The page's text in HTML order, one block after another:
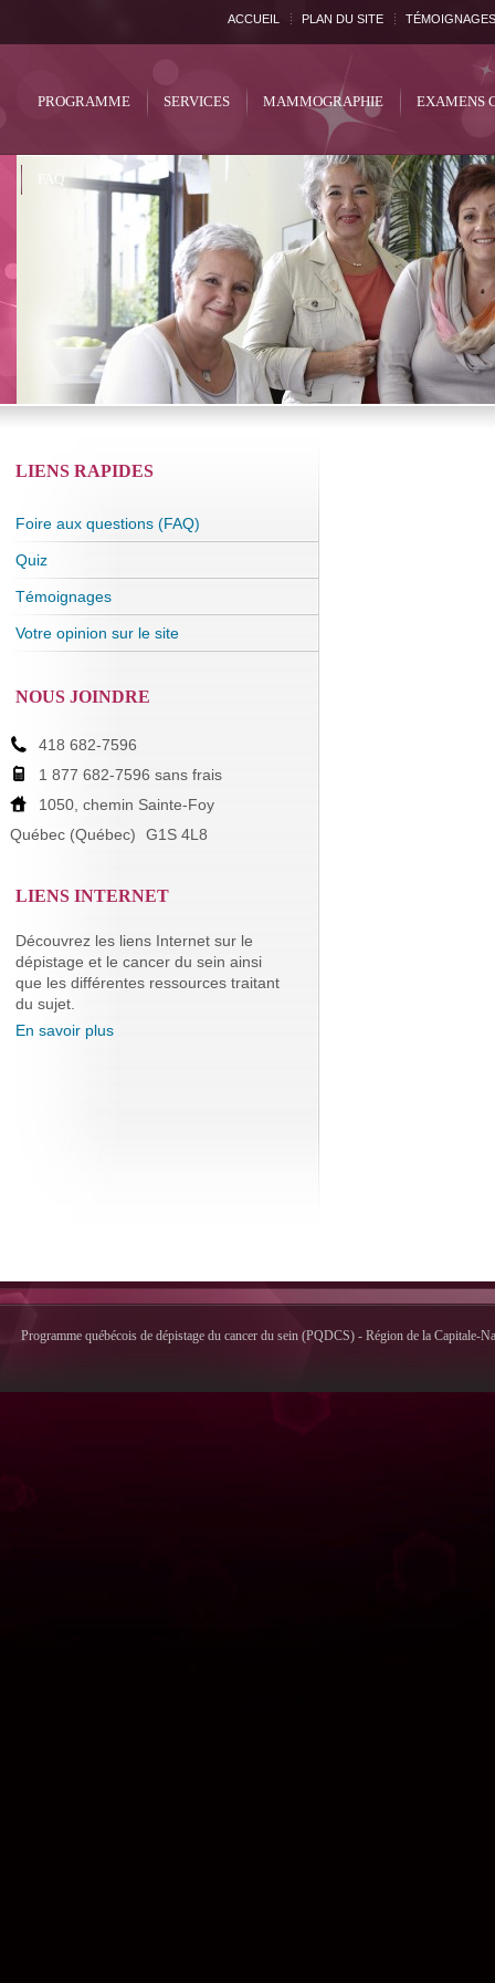
ACCUEIL PLAN DU SITE TÉMOIGNAGES
PROGRAMME SERVICES MAMMOGRAPHIE EXAMENS
FAQ
LIENS RAPIDES
Foire aux questions (FAQ)
Quiz
Témoignages
Votre opinion sur le site
NOUS JOINDRE
418 682-7596
1 877 682-7596 sans frais
1050, chemin Sainte-Foy
Québec (Québec)
G1S 4L8
LIENS INTERNET
Découvrez les liens Internet sur le
dépistage et le cancer du sein ainsi
que les différentes ressources traitant
du sujet.
En savoir plus
Programme québécois de dépistage du cancer du sein (PQDCS) - Région de la Capitale-